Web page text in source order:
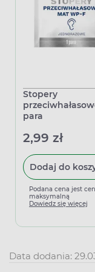
Stopery
para
2,99 zł
Dodaj do
Podana cena jest
maksymalną
Dowiedz się więcej
Data dodania: